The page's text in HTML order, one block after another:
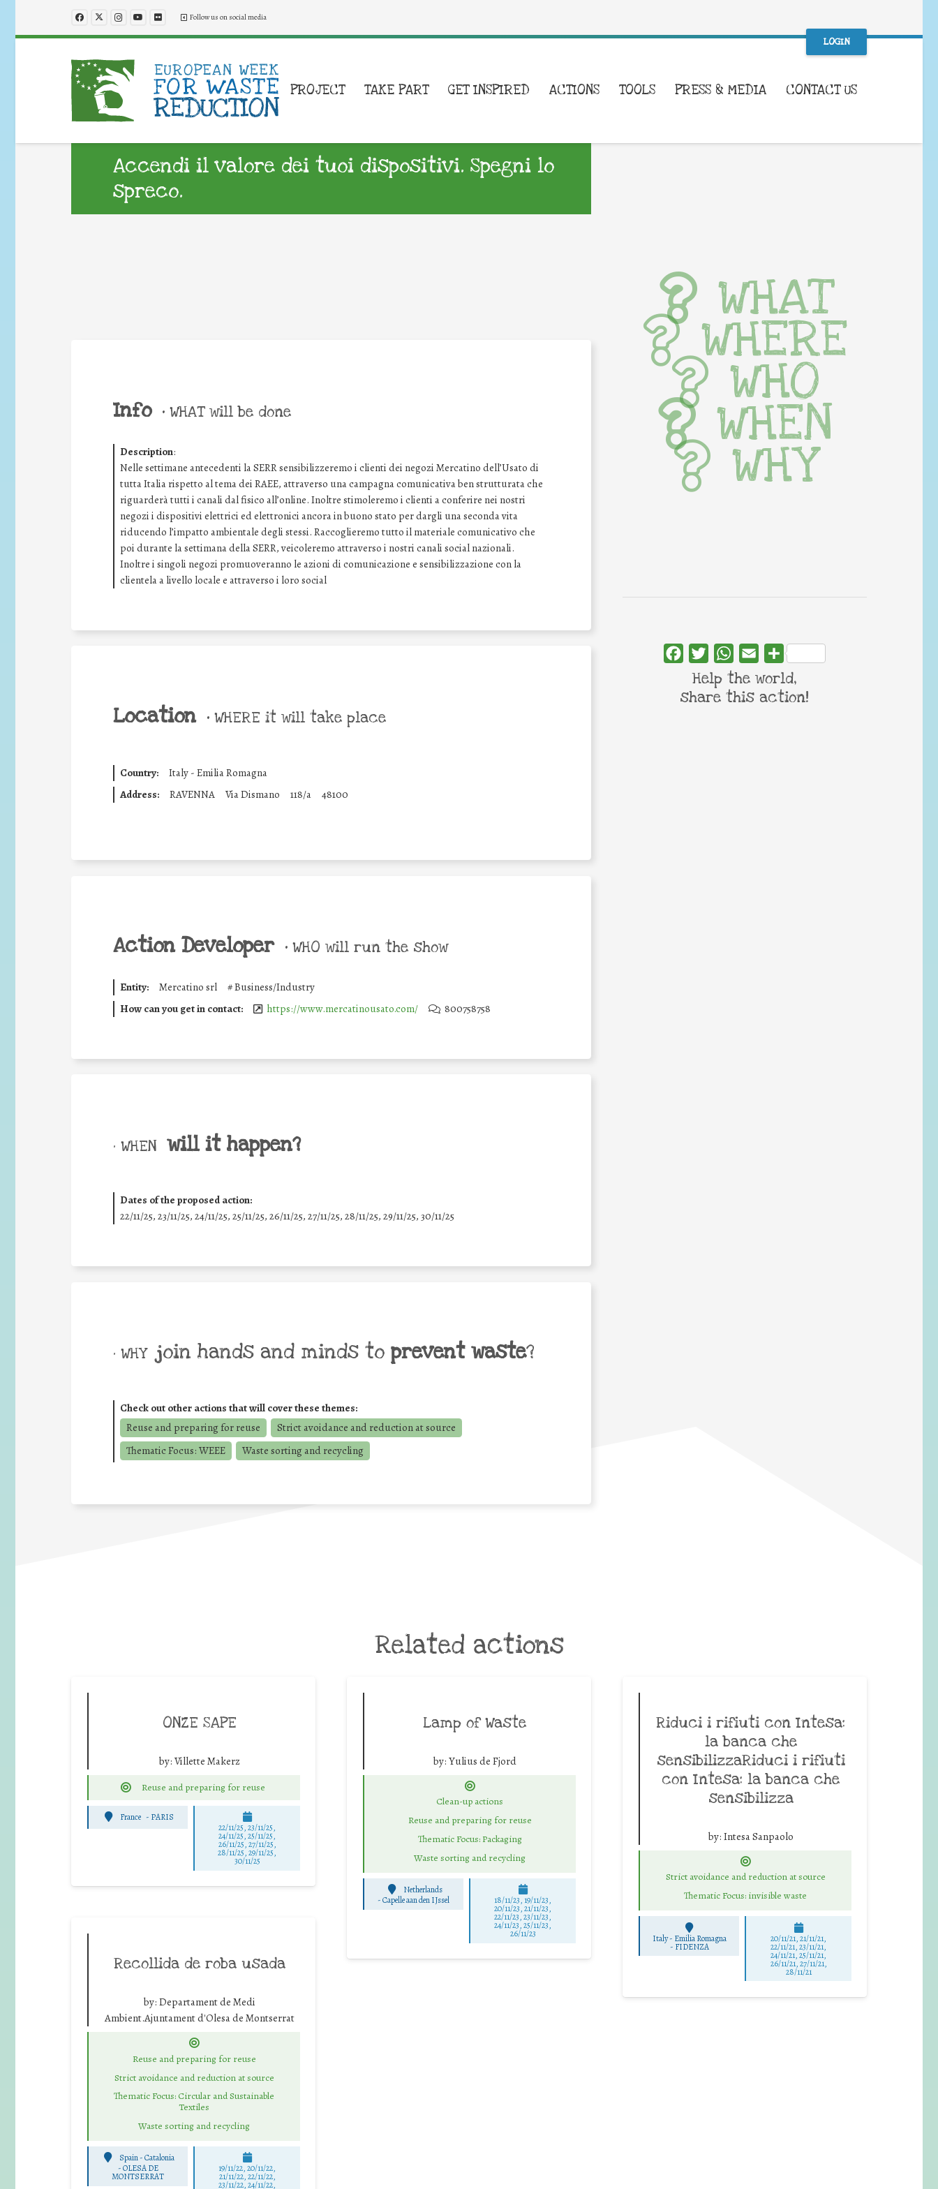
Follow us on social media
LOGIN
PROJECT TAKE PART GET INSPIRED ACTIONS TOOLS PRESS & MEDIA CONTACT US
Accendi il valore dei tuoi dispositivi. Spegni lo
spreco.
Info • WHAT will be done
Description:
Nelle settimane antecedenti la SERR sensibilizzeremo i clienti dei negozi Mercatino dell’Usato di
tutta Italia rispetto al tema dei RAEE, attraverso una campagna comunicativa ben strutturata che
riguarderà tutti i canali dal fisico all’online. Inoltre stimoleremo i clienti a conferire nei nostri
negozi i dispositivi elettrici ed elettronici ancora in buono stato per dargli una seconda vita
riducendo l’impatto ambientale degli stessi. Raccoglieremo tutto il materiale comunicativo che
poi durante la settimana della SERR, veicoleremo attraverso i nostri canali social nazionali.
Inoltre i singoli negozi promuoveranno le azioni di comunicazione e sensibilizzazione con la
clientela a livello locale e attraverso i loro social
Location • WHERE it will take place
Country:
Italy - Emilia Romagna
Address:
RAVENNA Via Dismano 118/a 48100
Action Developer • WHO will run the show
Entity: Mercatino srl #Business/Industry
How can you get in contact:
https://www.mercatinousato.com/ 800758758
• WHEN will it happen?
Dates of the proposed action:
22/11/25, 23/11/25, 24/11/25, 25/11/25, 26/11/25, 27/11/25, 28/11/25, 29/11/25, 30/11/25
• WHY join hands and minds to prevent waste?
Check out other actions that will cover these themes:
Reuse and preparing for reuse
Strict avoidance and reduction at source
Thematic Focus: WEEE
Waste sorting and recycling
WHAT
WHERE
WHO
WHEN
WHY
FacebookTwitterWhatsApp
Email Share
Help the world,
share this action!
Related actions
ONZE SAPE
by: Villette Makerz
Reuse and preparing for reuse
France - PARIS
22/11/25,23/11/25,
24/11/25,25/11/25,
26/11/25,27/11/25,
28/11/25,29/11/25,
30/11/25
Lamp of Waste
by: Yulius de Fjord
Clean-up actions
Reuse and preparing for reuse
Thematic Focus: Packaging
Waste sorting and recycling
Netherlands
-Capelle aan den IJssel 18/11/23, 19/11/23,
20/11/23, 21/11/23,
22/11/23, 23/11/23,
24/11/23, 25/11/23,
26/11/23
Riduci i rifiuti con Intesa:
la banca che
sensibilizzaRiduci i rifiuti
con Intesa: la banca che
sensibilizza
by: Intesa Sanpaolo
Strict avoidance and reduction at source
Thematic Focus: invisible waste
Italy - Emilia Romagna
- FIDENZA
20/11/21, 21/11/21,
22/11/21, 23/11/21,
24/11/21, 25/11/21,
26/11/21, 27/11/21,
28/11/21
Recollida de roba usada
by: Departament de Medi
Ambient.Ajuntament d'Olesa de Montserrat
Reuse and preparing for reuse
Strict avoidance and reduction at source
Thematic Focus: Circular and Sustainable
Textiles
Waste sorting and recycling
Spain - Catalonia
-OLESA DE
MONTSERRAT
19/11/22, 20/11/22,
21/11/22, 22/11/22,
23/11/22, 24/11/22,